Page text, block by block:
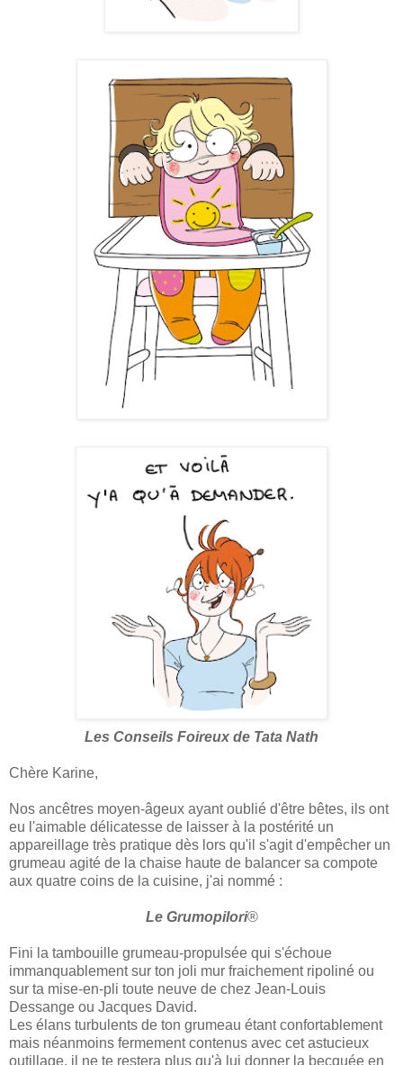
Les Conseils Foireux de Tata Nath
Chère Karine,
Nos ancêtres moyen-âgeux ayant oublié d'être bêtes, ils ont
eu l'aimable délicatesse de laisser à la postérité un
appareillage très pratique dès lors qu'il s'agit d'empêcher un
grumeau agité de la chaise haute de balancer sa compote
aux quatre coins de la cuisine, j'ai nommé :
Le Grumopilori®
Fini la tambouille grumeau-propulsée qui s'échoue
immanquablement sur ton joli mur fraichement ripoliné ou
sur ta mise-en-pli toute neuve de chez Jean-Louis
Dessange ou Jacques David.
Les élans turbulents de ton grumeau étant confortablement
mais néanmoins fermement contenus avec cet astucieux
outillage, il ne te restera plus qu'à lui donner la becquée en